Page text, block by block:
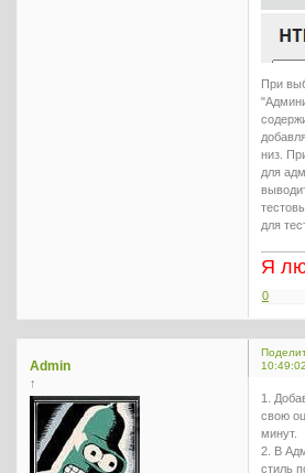
При
низ.
для
для
Я
0
10:49:02
Admin
↑
1.
свою
минут.
2. В
стиль